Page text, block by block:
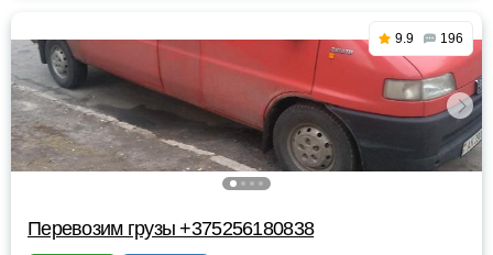
9.9 196
Перевозим грузы +375256180838